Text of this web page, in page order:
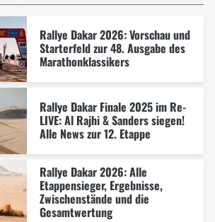
Rallye Dakar 2026: Vorschau und
Starterfeld zur 48. Ausgabe des
Marathonklassikers
Rallye Dakar Finale 2025 im Re-
LIVE: Al Rajhi & Sanders siegen!
Alle News zur 12. Etappe
Rallye Dakar 2026: Alle
Etappensieger, Ergebnisse,
Zwischenstände und die
Gesamtwertung